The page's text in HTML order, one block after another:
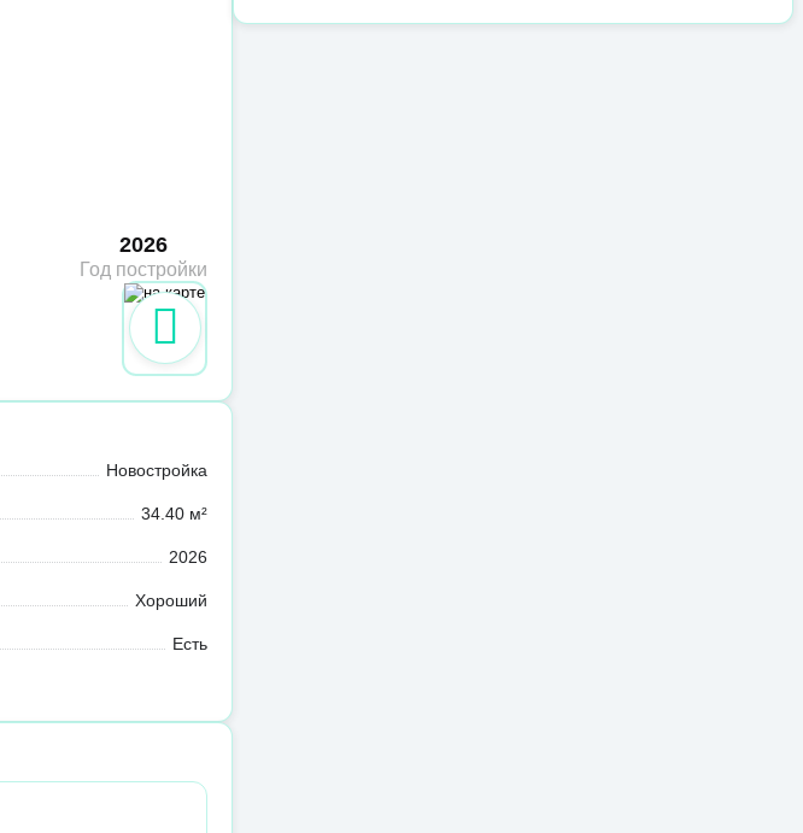
2026
Год постройки
Новостройка
34.40 м²
2026
Хороший
Есть